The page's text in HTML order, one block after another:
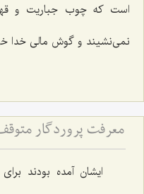
است که چوب جباریت و
نمی‌نشیند و گوش مالی خدا
ایشان آمده بودند